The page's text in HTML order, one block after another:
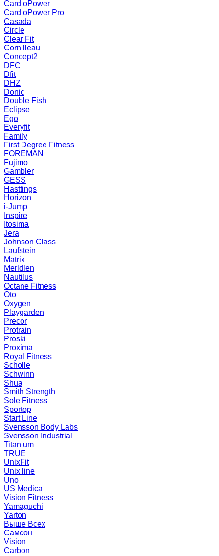
CardioPower
CardioPower Pro
Casada
Circle
Clear Fit
Cornilleau
Concept2
DFC
Dfit
DHZ
Donic
Double Fish
Eclipse
Ego
Everyfit
Family
First Degree Fitness
FOREMAN
Fujimo
Gambler
GESS
Hasttings
Horizon
i-Jump
Inspire
Itosima
Jera
Johnson Class
Laufstein
Matrix
Meridien
Nautilus
Octane Fitness
Oto
Oxygen
Playgarden
Precor
Protrain
Proski
Proxima
Royal Fitness
Scholle
Schwinn
Shua
Smith Strength
Sole Fitness
Sportop
Start Line
Svensson Body Labs
Svensson Industrial
Titanium
TRUE
UnixFit
Unix line
Uno
US Medica
Vision Fitness
Yamaguchi
Yarton
Выше Всех
Самсон
Vision
Carbon